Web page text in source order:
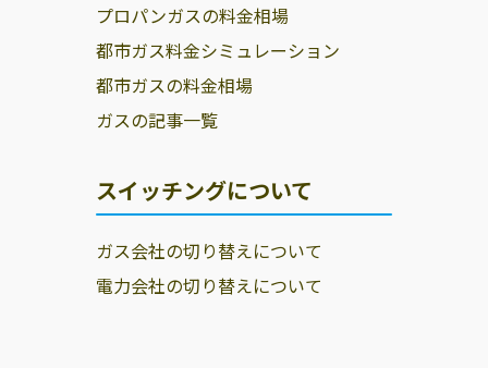
プロパンガスの料金相場
都市ガス料金シミュレーション
都市ガスの料金相場
ガスの記事一覧
スイッチングについて
ガス会社の切り替えについて
電力会社の切り替えについて